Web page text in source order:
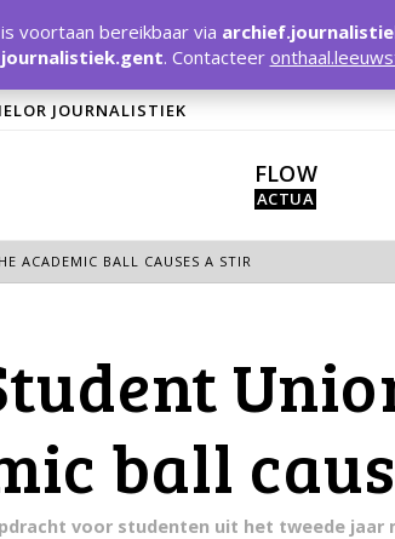
JOURNALISTIEK
FLOW
ACADEMIC BALL CAUSES A STIR
ball
voor studenten uit het tweede jaar
voortaan bereikbaar via
journalistiek.gent. Contacteer